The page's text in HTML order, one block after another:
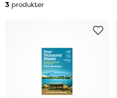
3 produkter